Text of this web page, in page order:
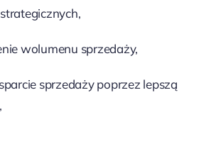
wolumenu sprzedaży,
sprzedaży poprzez lepszą